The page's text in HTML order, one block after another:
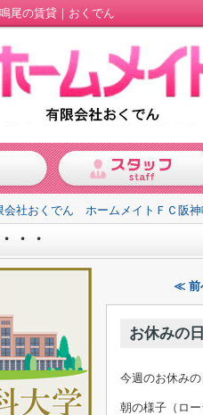
尾の賃貸｜おくでん
会社おくでん ホームメイトＦＣ阪
・・
≪ 前
お休みの
今週のお休み
朝の様子（ロー